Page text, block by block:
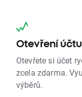
Otevření
Otevřete si účet
zcela zdarma.
výběrů.